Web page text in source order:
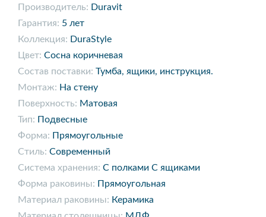
Производитель: Duravit
Гарантия: 5 лет
Коллекция: DuraStyle
Цвет: Сосна коричневая
Состав поставки: Тумба, ящики, инструкция.
Монтаж: На стену
Поверхность: Матовая
Тип: Подвесные
Форма: Прямоугольные
Стиль: Современный
Система хранения: С полками С ящиками
Форма раковины: Прямоугольная
Материал раковины: Керамика